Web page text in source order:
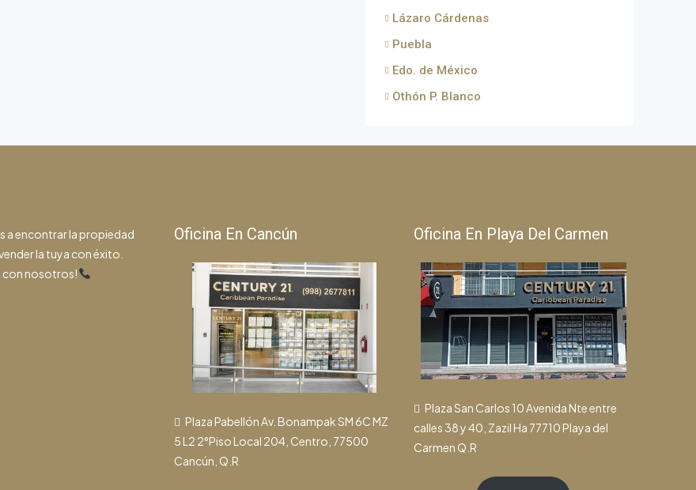
Lázaro Cárdenas
Puebla
Edo. de México
Othón P. Blanco
a encontrar la propiedad
la tuya con éxito.
con nosotros!
Oficina En Cancún
Plaza Pabellón Av. Bonampak SM 6C MZ
5 L2 2°Piso Local 204, Centro, 77500
Cancún, Q.R
Oficina En Playa Del Carmen
Plaza San Carlos 10 Avenida Nte entre
calles 38 y 40, Zazil Ha 77710 Playa del
Carmen Q.R